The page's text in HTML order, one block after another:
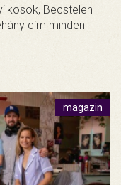
Becstelen
cím minden
magazin